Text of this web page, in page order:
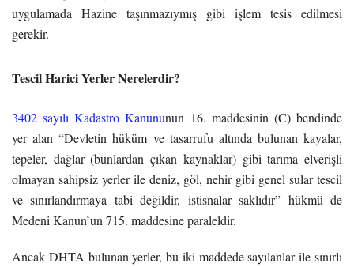
uygulamada Hazine taşınmazıymış gibi işlem tesis edilmesi
gerekir.
Tescil Harici Yerler Nerelerdir?
3402 sayılı Kadastro Kanununun 16. maddesinin (C) bendinde
yer alan “Devletin hüküm ve tasarrufu altında bulunan kayalar,
tepeler, dağlar (bunlardan çıkan kaynaklar) gibi tarıma elverişli
olmayan sahipsiz yerler ile deniz, göl, nehir gibi genel sular tescil
ve sınırlandırmaya tabi değildir, istisnalar saklıdır” hükmü de
Medeni Kanun’un 715. maddesine paraleldir.
Ancak DHTA bulunan yerler, bu iki maddede sayılanlar ile sınırlı